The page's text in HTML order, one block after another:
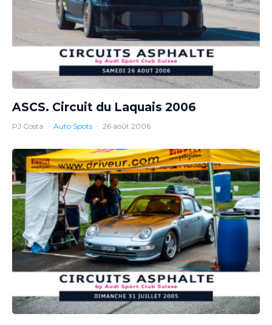
ASCS. Circuit du Laquais 2006
PJ Costa · Auto Spots · 26 août 2006